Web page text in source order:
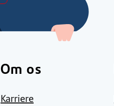
Om os
Karriere